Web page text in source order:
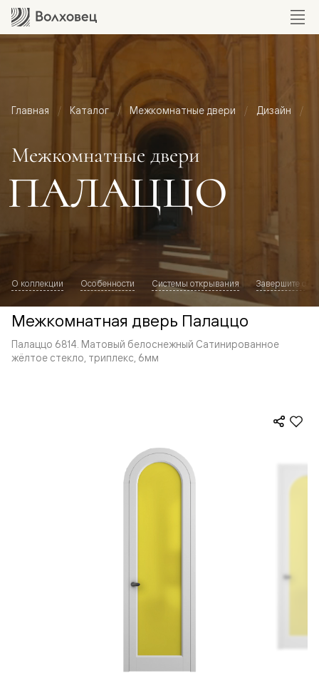
Главная Каталог Межкомнатные двери Дизайн
Межкомнатные двери
ПАЛАЦЦО
О коллекции Особенности Системы открывания Завершите
Межкомнатная дверь Палаццо
Палаццо 6814. Матовый белоснежный Сатинированное
жёлтое стекло, триплекс, 6мм